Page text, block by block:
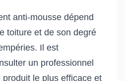
anti-mousse dépend
toiture et de son degré
Il est
un professionnel
le plus efficace et